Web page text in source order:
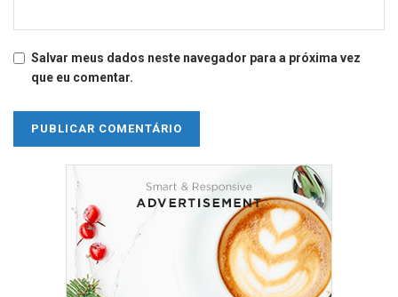
Salvar meus dados neste navegador para a próxima vez
que eu comentar.